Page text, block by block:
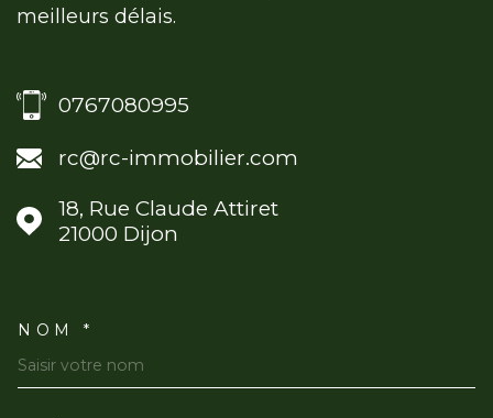
meilleurs délais.
0767080995
rc@rc-immobilier.com
18, Rue Claude Attiret
21000
Dijon
NOM *